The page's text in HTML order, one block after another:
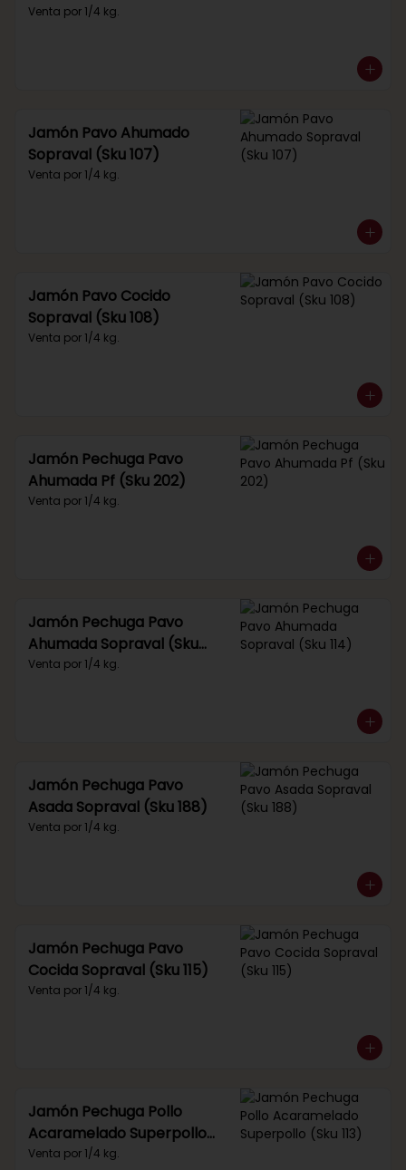
Venta por 1/4 kg.
Jamón Pavo Ahumado
Sopraval (Sku 107)
Venta por 1/4 kg.
Jamón Pavo Cocido
Sopraval (Sku 108)
Venta por 1/4 kg.
Jamón Pechuga Pavo
Ahumada Pf (Sku 202)
Venta por 1/4 kg.
Jamón Pechuga Pavo
Ahumada Sopraval (Sku
114)
Venta por 1/4 kg.
Jamón Pechuga Pavo
Asada Sopraval (Sku 188)
Venta por 1/4 kg.
Jamón Pechuga Pavo
Cocida Sopraval (Sku 115)
Venta por 1/4 kg.
Jamón Pechuga Pollo
Acaramelado Superpollo
(Sku 113)
Venta por 1/4 kg.